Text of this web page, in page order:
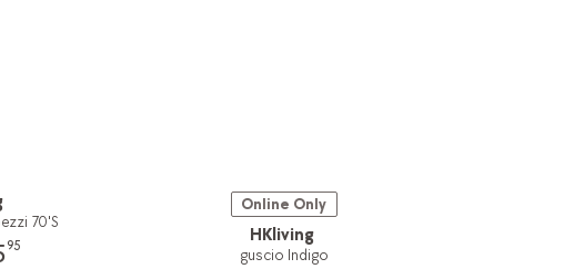
70'S
95
Online Only
HKliving
guscio Indigo